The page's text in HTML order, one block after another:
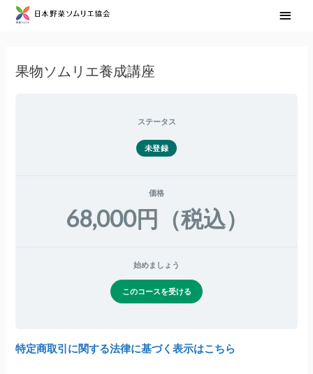
メ
果物ソムリエ養成講座
ステータス
未登録
価格
68,000円（税込）
始めましょう
このコースを受ける
特定商取引に関する法律に基づく表示はこちら